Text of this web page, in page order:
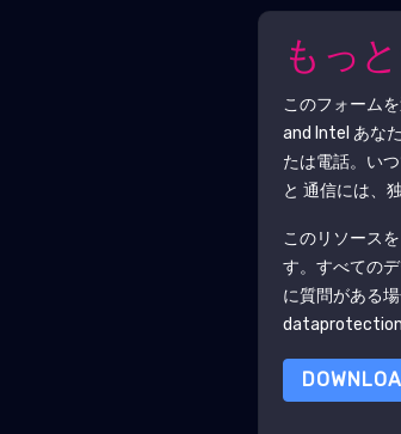
もっ
このフォーム
and Intel あな
たは電話。い
と 通信には、
このリソース
す。すべての
に質問がある